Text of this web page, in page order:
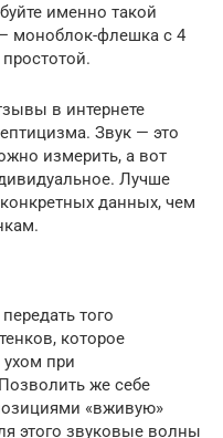
именно такой
моноблок-флешка с 4
в интернете
Звук — это
измерить, а вот
Лучше
данных, чем
того
которое
при
же себе
«вживую»
этого звуковые волны